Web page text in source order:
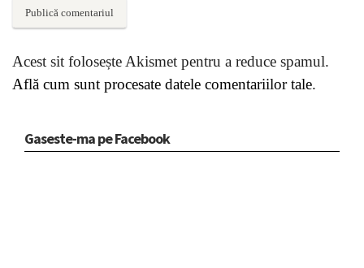
Acest sit folosește Akismet pentru a reduce spamul.
Află cum sunt procesate datele comentariilor tale.
Gaseste-ma pe Facebook